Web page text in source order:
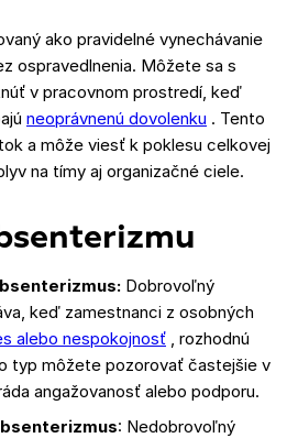
ako pravidelné vynechávanie
ospravedlnenia. Môžete sa s
v pracovnom prostredí, keď
neoprávnenú dovolenku . Tento
a môže viesť k poklesu celkovej
na tímy aj organizačné ciele.
Dobrovoľný
keď zamestnanci z osobných
alebo nespokojnosť , rozhodnú
typ môžete pozorovať častejšie v
angažovanosť alebo podporu.
: Nedobrovoľný